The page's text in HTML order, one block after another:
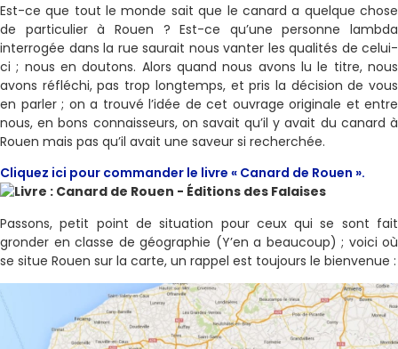
Est-ce que tout le monde sait que le canard a quelque chose
de particulier à Rouen ? Est-ce qu’une personne lambda
interrogée dans la rue saurait nous vanter les qualités de celui-
ci ; nous en doutons. Alors quand nous avons lu le titre, nous
avons réfléchi, pas trop longtemps, et pris la décision de vous
en parler ; on a trouvé l’idée de cet ouvrage originale et entre
nous, en bons connaisseurs, on savait qu’il y avait du canard à
Rouen mais pas qu’il avait une saveur si recherchée.
Cliquez ici pour commander le livre « Canard de Rouen ».
Passons, petit point de situation pour ceux qui se sont fait
gronder en classe de géographie (Y’en a beaucoup) ; voici où
se situe Rouen sur la carte, un rappel est toujours le bienvenue :